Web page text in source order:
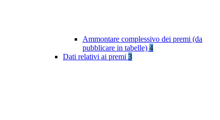
Ammontare complessivo dei premi (da
pubblicare in tabelle) 4
Dati relativi ai premi 3